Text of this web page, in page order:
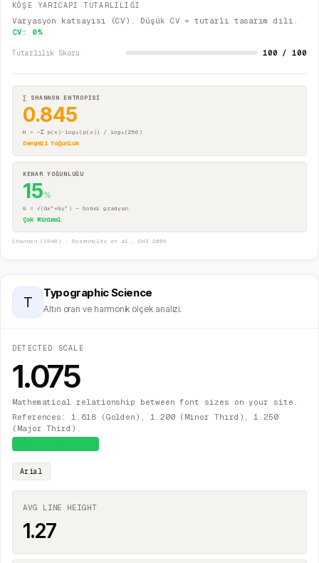
KÖŞE YARICAPI TUTARLILIĞI
Varyasyon katsayısı (CV). Düşük CV = tutarlı tasarım dili.
CV: 0%
Tutarlılık Skoru 100 / 100
∑ SHANNON ENTROPİSİ
0.845
H = −Σ p(x)·log₂(p(x)) / log₂(256)
Dengeli Yoğunluk
KENAR YOĞUNLUĞU
15%
G = √(Gx²+Gy²) — Sobel gradyan
Çok Minimal
Shannon (1948) · Rosenholtz et al., CHI 2005
T
Typographic Science
Altın oran ve harmonik ölçek analizi.
DETECTED SCALE
1.075
Mathematical relationship between font sizes on your site.
References: 1.618 (Golden), 1.200 (Minor Third), 1.250
(Major Third).
Arial
AVG LINE HEIGHT
1.27